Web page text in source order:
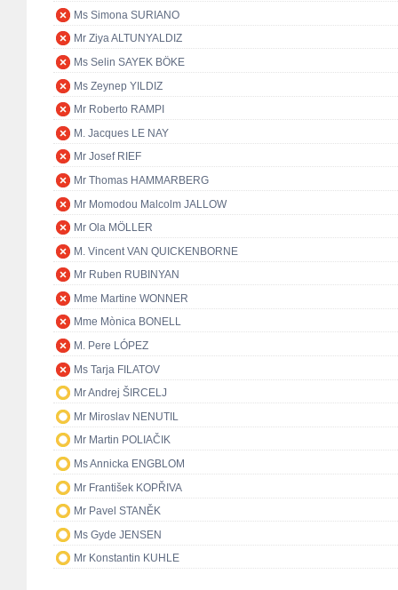
Ms Simona SURIANO
Mr Ziya ALTUNYALDIZ
Ms Selin SAYEK BÖKE
Ms Zeynep YILDIZ
Mr Roberto RAMPI
M. Jacques LE NAY
Mr Josef RIEF
Mr Thomas HAMMARBERG
Mr Momodou Malcolm JALLOW
Mr Ola MÖLLER
M. Vincent VAN QUICKENBORNE
Mr Ruben RUBINYAN
Mme Martine WONNER
Mme Mònica BONELL
M. Pere LÓPEZ
Ms Tarja FILATOV
Mr Andrej ŠIRCELJ
Mr Miroslav NENUTIL
Mr Martin POLIAČIK
Ms Annicka ENGBLOM
Mr František KOPŘIVA
Mr Pavel STANĚK
Ms Gyde JENSEN
Mr Konstantin KUHLE